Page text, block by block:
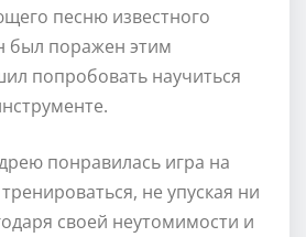
песню известного
был поражен этим
попробовать научиться
понравилась игра на
не упуская ни
своей неутомимости и